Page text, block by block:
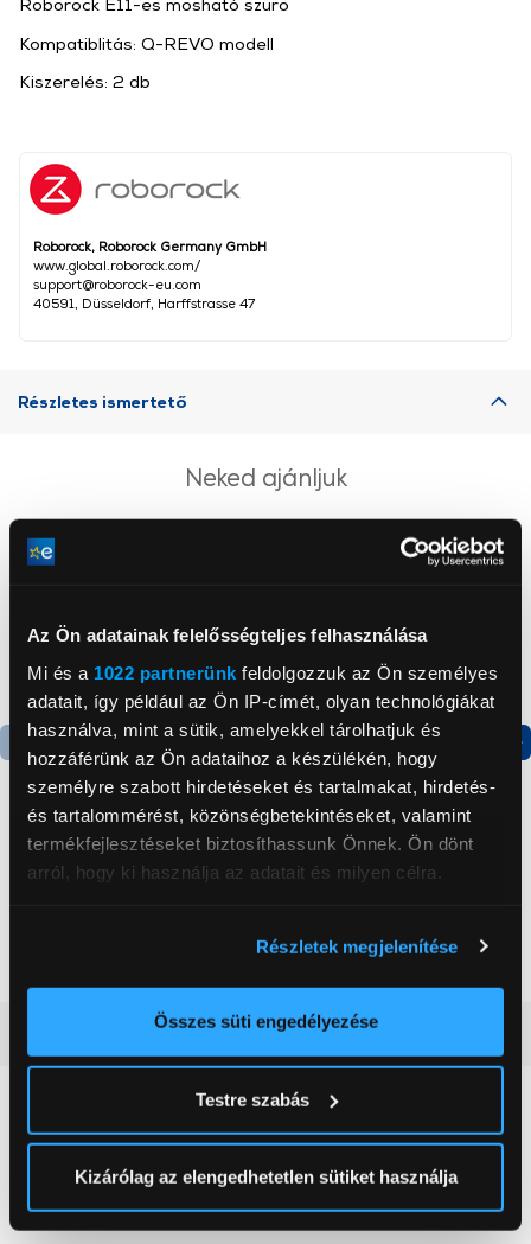
Az Ön adatainak felelősségteljes felhasználása
Mi és a 1022 partnerünk feldolgozzuk az Ön személyes
adatait, így például az Ön IP-címét, olyan technológiákat
használva, mint a sütik, amelyekkel tárolhatjuk és
hozzáférünk az Ön adataihoz a készülékén, hogy
személyre szabott hirdetéseket és tartalmakat, hirdetés-
és tartalommérést, közönségbetekintéseket, valamint
termékfejlesztéseket biztosíthassunk Önnek. Ön dönt
arról, hogy ki használja az adatait és milyen célra.
elhelyezkedéséről pár méteres pontossággal
Az Ön készülékén beazonosítása annak konkrét
módjairól és adja meg preferenciáit aRészletek
pontban. Bármikor módosíthatja vagy visszavonhatja a
Sütinyilatkozathoz való hozzájárulását.
Részletek megjelenítése
Összes süti engedélyezése
Testre szabás
Kizárólag az elengedhetetlen sütiket használja
Roborock, Roborock Germany GmbH
www.global.roborock.com/
support@roborock-eu.com
40591, Düsseldorf, Harffstrasse 47
Roborock E11-es mosható szűrő
Kompatiblitás: Q-REVO modell
Kiszerelés: 2 db
Részletes ismertető
Neked ajánljuk
Gorenje NRS8182KX Side
by side hűtőszekrény
Termék adatlap
Gorenje N619EAXL4
Alulfagyasztós
179 999 Ft
Vásárlói vélemények(0)
0
0 értékelés